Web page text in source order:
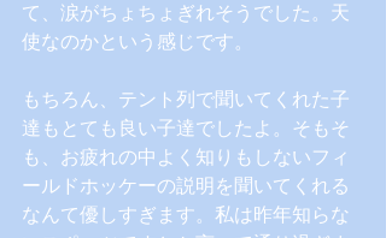
て、涙がちょちょぎれそうでした。天
使なのかという感じです。
もちろん、テント列で聞いてくれた子
達もとても良い子達でしたよ。そもそ
も、お疲れの中よく知りもしないフィ
ールドホッケーの説明を聞いてくれる
なんて優しすぎます。私は昨年知らな